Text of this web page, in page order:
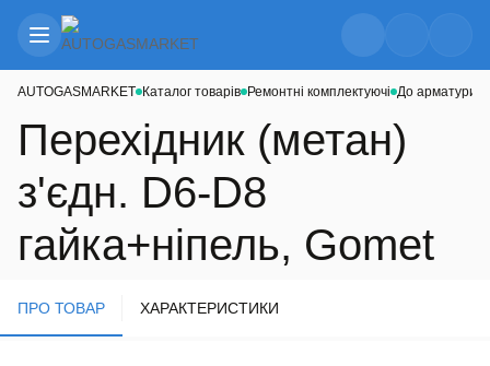
AUTOGASMARKET Каталог товарів Ремонтні комплектуючі До арматури
Перехідник (метан)
з'єдн. D6-D8
гайка+ніпель, Gomet
ПРО ТОВАР ХАРАКТЕРИСТИКИ